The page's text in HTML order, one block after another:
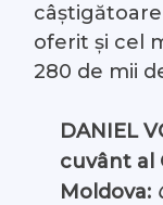
câștigătoare
oferit și cel
280 de mii
DANIEL
cuvânt al
Moldova: